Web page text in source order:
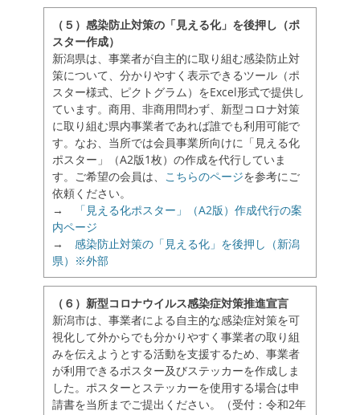
（５）感染防止対策の「見える化」を後押し（ポ
スター作成）
新潟県は、事業者が自主的に取り組む感染防止対
策について、分かりやすく表示できるツール（ポ
スター様式、ピクトグラム）をExcel形式で提供し
ています。商用、非商用問わず、新型コロナ対策
に取り組む県内事業者であれば誰でも利用可能で
す。なお、当所では会員事業所向けに「見える化
ポスター」（A2版1枚）の作成を代行していま
す。ご希望の会員は、 こちらのページを参考にご
依頼ください。
→
「見える化ポスター」（A2版）作成代行の案
内ページ
→ 感染防止対策の「見える化」を後押し（新潟
県）※外部
（６）新型コロナウイルス感染症対策推進宣言
新潟市は、事業者による自主的な感染症対策を可
視化して外からでも分かりやすく事業者の取り組
みを伝えようとする活動を支援するため、事業者
が利用できるポスター及びステッカーを作成しま
した。ポスターとステッカーを使用する場合は申
請書を当所までご提出ください。（受付：令和2年